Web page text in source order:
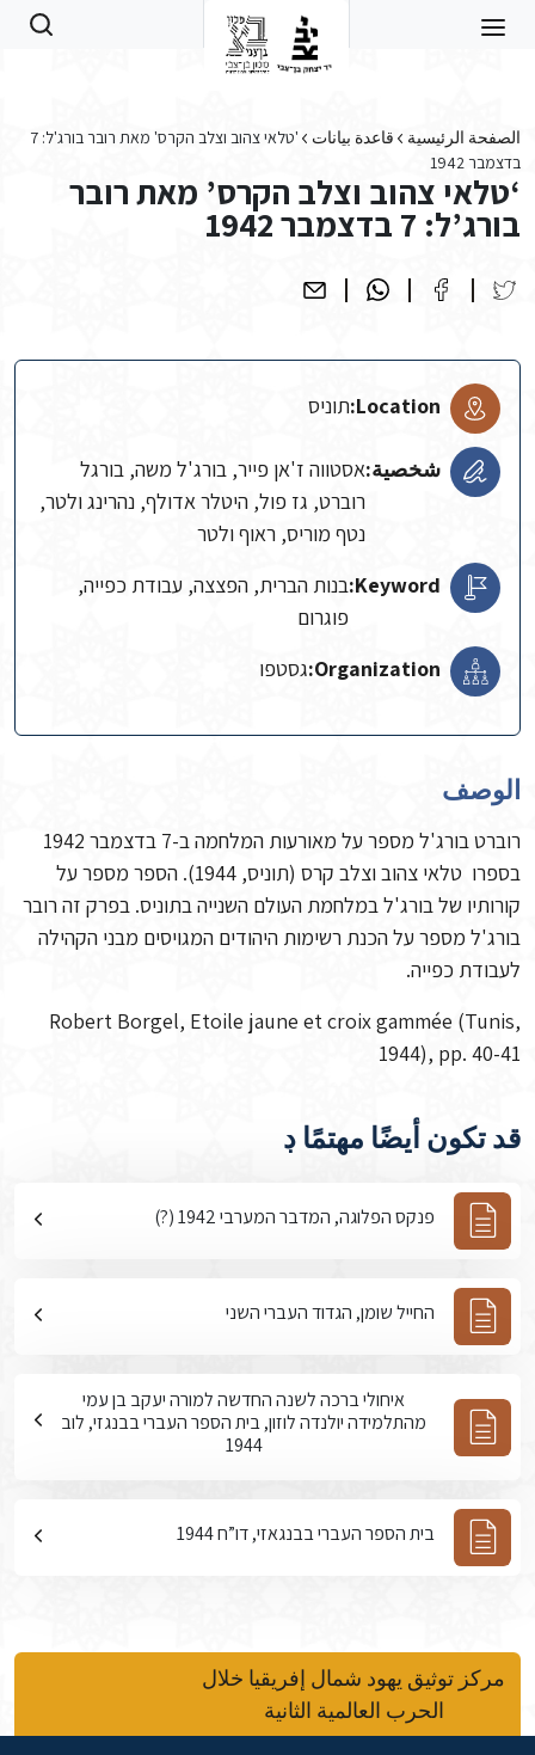
الصفحة الرئيسية قاعدة بيانات
'טלאי צהוב וצלב הקרס' מאת רובר בורג'ל: 7
בדצמבר 1942
‘טלאי צהוב וצלב הקרס’ מאת רובר
בורג’ל: 7 בדצמבר 1942
Location: תוניס
شخصية:אסטווה ז'אן פייר, בורג'ל משה, בורגל
רוברט, גז פול, היטלר אדולף, נהרינג ולטר,
נטף מוריס, ראוף ולטר
Keyword: בנות הברית, הפצצה, עבודת כפייה,
פוגרום
Organization: גסטפו
الوصف
רוברט בורג'ל מספר על מאורעות המלחמה ב-7 בדצמבר 1942
בספרו טלאי צהוב וצלב קרס (תוניס, 1944). הספר מספר על
קורותיו של בורג'ל במלחמת העולם השנייה בתוניס. בפרק זה רובר
בורג'ל מספר על הכנת רשימות היהודים המגויסים מבני הקהילה
לעבודת כפייה.
Robert Borgel, Etoile jaune et croix gammée (Tunis,
1944), pp. 40-41
قد تكون أيضًا مهتمًا ڊ
פנקס הפלוגה, המדבר המערבי 1942 (?)
החייל שומן, הגדוד העברי השני
איחולי ברכה לשנה החדשה למורה יעקב בן עמי
מהתלמידה יולנדה לוזון, בית הספר העברי בבנגזי, לוב
1944
בית הספר העברי בבנגאזי, דו”ח 1944
مركز توثيق يهود شمال إفريقيا خلال
الحرب العالمية الثانية